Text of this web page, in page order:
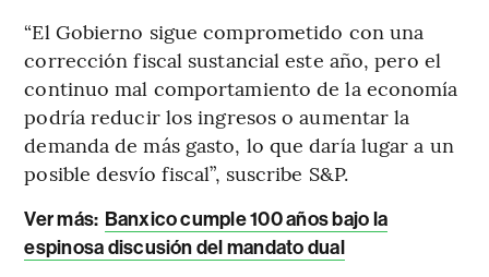
“El Gobierno sigue comprometido con una
corrección fiscal sustancial este año, pero el
continuo mal comportamiento de la economía
podría reducir los ingresos o aumentar la
demanda de más gasto, lo que daría lugar a un
posible desvío fiscal”, suscribe S&P.
Ver más: Banxico cumple 100 años bajo la
espinosa discusión del mandato dual